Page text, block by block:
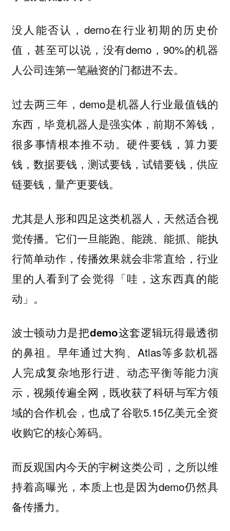
没人能否认，demo在行业初期的历史价
值，甚至可以说，没有demo，90%的机器
人公司连第一笔融资的门都进不去。
过去两三年，demo是机器人行业最值钱的
东西，毕竟机器人是强实体，前期不筹钱，
很多事情根本推不动。硬件要钱，算力要
钱，数据要钱，测试要钱，试错要钱，供应
链要钱，量产更要钱。
尤其是人形和四足这类机器人，天然适合视
觉传播。它们一旦能跑、能跳、能抓、能执
行简单动作，传播效果就会非常直给，行业
里的人看到了会觉得「哇，这东西真的能
动」。
波士顿动力是把demo这套逻辑玩得最透彻
的鼻祖。 早年通过大狗、Atlas等多款机器
人完成复杂地形行进、动态平衡等能力演
示，视频传遍全网，既收获了科研与军方领
域的合作机会，也成了谷歌5.15亿美元全资
收购它的核心筹码。
而反观国内今天的宇树这类公司，之所以维
持着高曝光，本质上也是因为demo仍然具
备传播力。